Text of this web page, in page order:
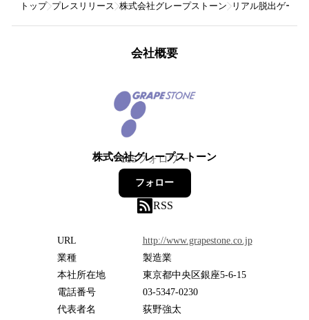
トップ プレスリリース 株式会社グレープストーン リアル脱出ゲーム
会社概要
株式会社グレープストーン
115フォロワー
フォロー
RSS
URL
http://www.grapestone.co.jp
業種
製造業
本社所在地
東京都中央区銀座5-6-15
電話番号
03-5347-0230
代表者名
荻野強太